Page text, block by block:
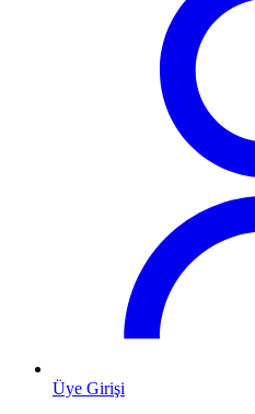
Üye Girişi